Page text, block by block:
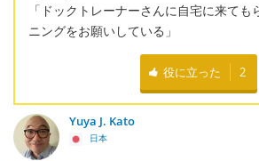
「ドックトレーナーさんに自宅に来ても
ニングをお願いしている」
役に立った 2
Yuya J. Kato
日本